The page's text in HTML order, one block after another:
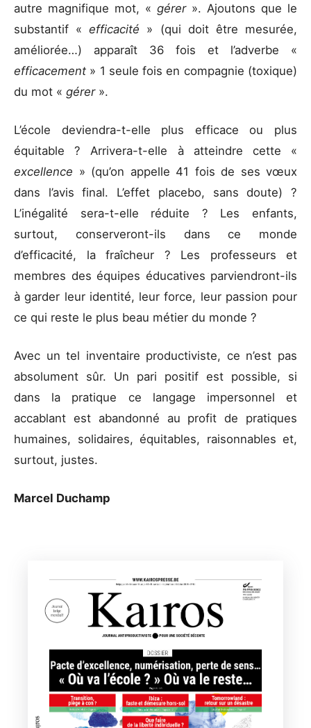
autre magnifique mot, « gérer ». Ajoutons que le
substantif «efficacité » (qui doit être mesurée,
améliorée…) apparaît 36 fois et l’adverbe «
efficacement » 1 seule fois en compagnie (toxique)
du mot « gérer ».
L’école deviendra-t-elle plus efficace ou plus
équitable ? Arrivera-t-elle à atteindre cette «
excellence » (qu’on appelle 41 fois de ses vœux
dans l’avis final. L’effet placebo, sans doute) ?
L’inégalité sera-t-elle réduite ? Les enfants,
surtout, conserveront-ils dans ce monde
d’efficacité, la fraîcheur ? Les professeurs et
membres des équipes éducatives parviendront-ils
à garder leur identité, leur force, leur passion pour
ce qui reste le plus beau métier du monde ?
Avec un tel inventaire productiviste, ce n’est pas
absolument sûr. Un pari positif est possible, si
dans la pratique ce langage impersonnel et
accablant est abandonné au profit de pratiques
humaines, solidaires, équitables, raisonnables et,
surtout, justes.
Marcel Duchamp